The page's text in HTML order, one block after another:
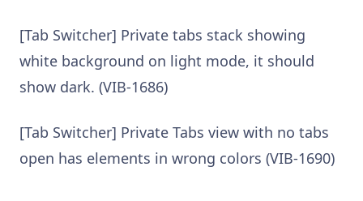
[Tab Switcher] Private tabs stack showing
white background on light mode, it should
show dark. (VIB-1686)
[Tab Switcher] Private Tabs view with no tabs
open has elements in wrong colors (VIB-1690)